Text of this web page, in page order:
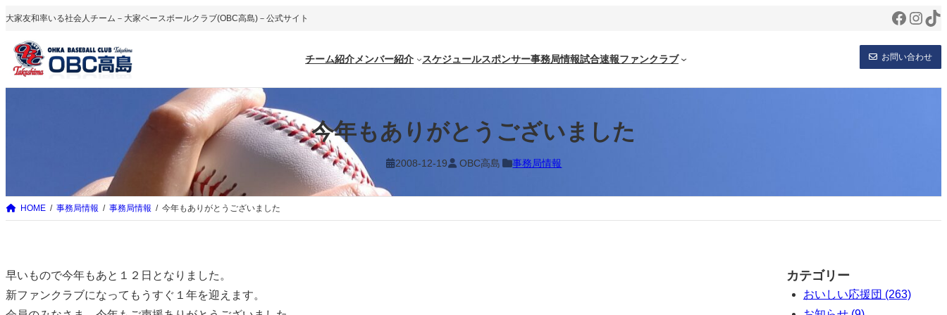
内
を
ス
大家友和率いる社会人チーム－大家ベースボールクラブ(OBC高島)－公式サイト
チーム紹介メンバー紹介 スケジュールスポンサー事務局情報試合速報ファンクラブ お問い合わせ
今年もありがとうございました
2008-12-19 OBC高島 事務局情報
HOME 事務局情報 事務局情報 今年もありがとうございました
早いもので今年もあと１２日となりました。
新ファンクラブになってもうすぐ１年を迎えます。
カテゴリー
おいしい応援団 (263)